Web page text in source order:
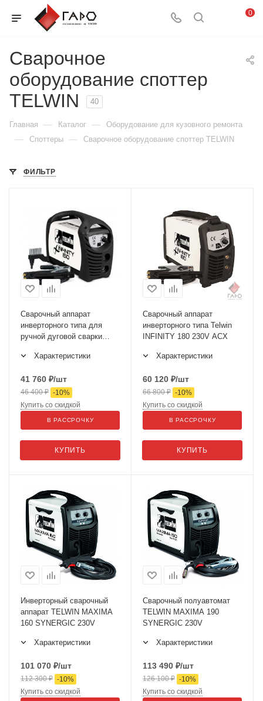
0
Сварочное
оборудование споттер
TELWIN
40
Главная — Каталог — Оборудование для кузовного ремонта
— Споттеры — Сварочное оборудование споттер TELWIN
ФИЛЬТР
Сварочный аппарат
инверторного типа для
ручной дуговой сварки
Характеристики
41 760 ₽/шт
46 400₽ -10%
КУПИТЬ
Купить со скидкой
В РАССРОЧКУ
Сварочный аппарат
инверторного типа Telwin
INFINITY 180 230V ACX
Характеристики
60 120 ₽/шт
66 800₽ -10%
КУПИТЬ
Купить со скидкой
В РАССРОЧКУ
Инверторный сварочный
аппарат TELWIN MAXIMA
160 SYNERGIC 230V
Характеристики
101 070 ₽/шт
112 300₽ -10%
Купить со скидкой
Сварочный полуавтомат
TELWIN MAXIMA 190
SYNERGIC 230V
Характеристики
113 490 ₽/шт
126 100₽ -10%
Купить со скидкой